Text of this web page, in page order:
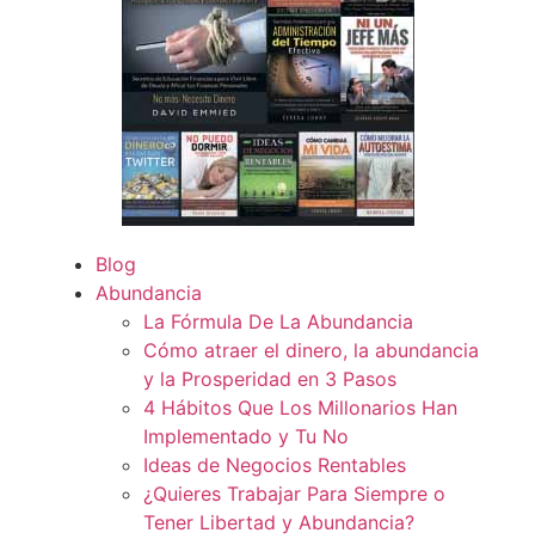
Blog
Abundancia
La Fórmula De La Abundancia
Cómo atraer el dinero, la abundancia
y la Prosperidad en 3 Pasos
4 Hábitos Que Los Millonarios Han
Implementado y Tu No
Ideas de Negocios Rentables
¿Quieres Trabajar Para Siempre o
Tener Libertad y Abundancia?